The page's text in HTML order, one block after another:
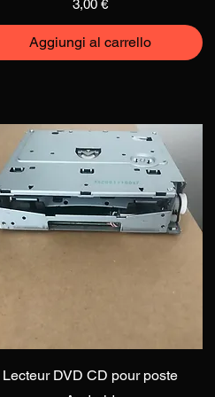
Prezzo
3,00 €
Aggiungi al carrello
Vista rapida
Lecteur DVD CD pour poste